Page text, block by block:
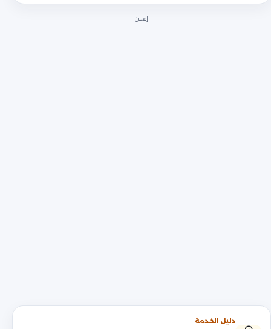
إعلان
دليل الخدمة